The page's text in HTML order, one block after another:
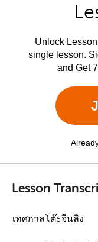
Unlock
single lesson.
and Get
Lesson
เทศกาลโต๊ะจีนลิง